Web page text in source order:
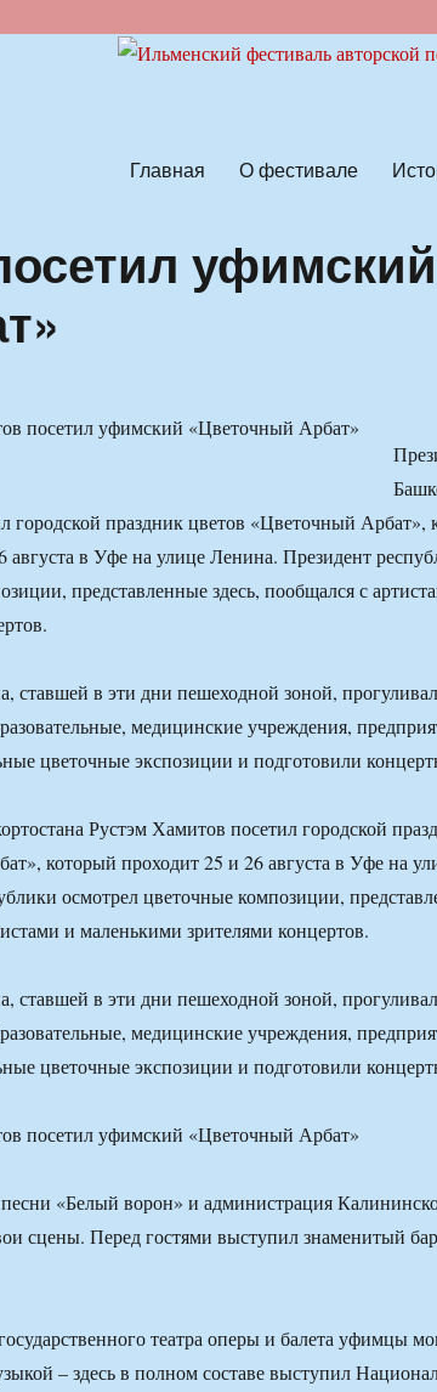
Главная О фестивале
уфимский
городской праздник цветов «Цветочный Арбат»,
августа в Уфе на улице Ленина. Президент
представленные здесь, пообщался с
ставшей в эти дни пешеходной зоной,
медицинские учреждения,
цветочные экспозиции и подготовили
Рустэм Хамитов посетил городской
который проходит 25 и 26 августа в Уфе на
осмотрел цветочные композиции,
и маленькими зрителями концертов.
ставшей в эти дни пешеходной зоной,
медицинские учреждения,
цветочные экспозиции и подготовили
«Белый ворон» и администрация
сцены. Перед гостями выступил знаменитый
театра оперы и балета уфимцы
– здесь в полном составе выступил